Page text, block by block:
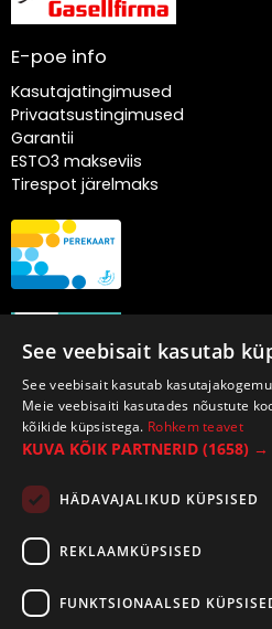
E-poe info
Kasutajatingimused
Privaatsustingimused
Garantii
ESTO3 makseviis
Tirespot järelmaks
See veebisait kasutab
See veebisait kasutab
Meie veebisaiti kasutades nõustute
kõikide küpsistega. Rohkem teavet
KUVA KÕIK PARTNERID (1658) →
HÄDAVAJALIKUD KÜPSISED
REKLAAMKÜPSISED
FUNKTSIONAALSED